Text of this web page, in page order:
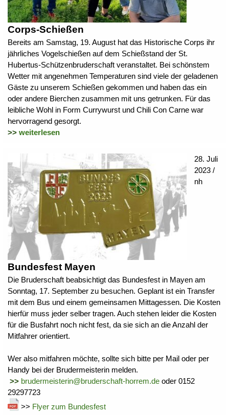
Corps-Schießen
Bereits am Samstag, 19. August hat das Historische Corps ihr
jährliches Vogelschießen auf dem Schießstand der St.
Hubertus-Schützenbruderschaft veranstaltet. Bei schönstem
Wetter mit angenehmen Temperaturen sind viele der geladenen
Gäste zu unserem Schießen gekommen und haben das ein
oder andere Bierchen zusammen mit uns getrunken. Für das
leibliche Wohl in Form Currywurst und Chili Con Carne war
hervorragend gesorgt.
>> weiterlesen
28. Juli
2023 /
nh
Bundesfest Mayen
Die Bruderschaft beabsichtigt das Bundesfest in Mayen am
Sonntag, 17. September zu besuchen. Geplant ist ein Transfer
mit dem Bus und einem gemeinsamen Mittagessen. Die Kosten
hierfür muss jeder selber tragen. Auch stehen leider die Kosten
für die Busfahrt noch nicht fest, da sie sich an die Anzahl der
Mitfahrer orientiert.
Wer also mitfahren möchte, sollte sich bitte per Mail oder per
Handy bei der Brudermeisterin melden.
>> brudermeisterin@bruderschaft-horrem.de oder 0152
29297723
>> Flyer zum Bundesfest